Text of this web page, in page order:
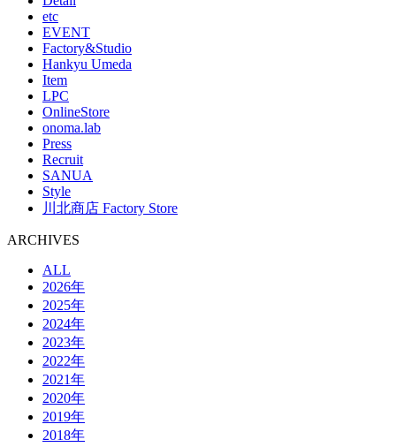
etc
EVENT
Factory&Studio
Hankyu Umeda
Item
LPC
OnlineStore
onoma.lab
Press
Recruit
SANUA
Style
川北商店 Factory Store
ARCHIVES
ALL
2026年
2025年
2024年
2023年
2022年
2021年
2020年
2019年
2018年